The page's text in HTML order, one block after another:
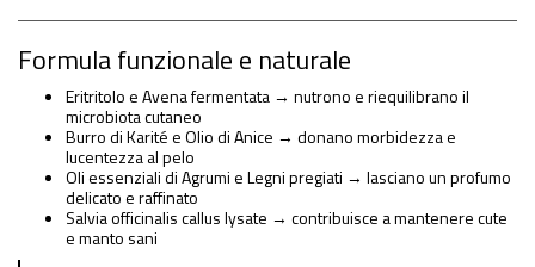
Formula funzionale e naturale
Eritritolo e Avena fermentata → nutrono e riequilibrano il
microbiota cutaneo
Burro di Karité e Olio di Anice → donano morbidezza e
lucentezza al pelo
Oli essenziali di Agrumi e Legni pregiati → lasciano un profumo
delicato e raffinato
Salvia officinalis callus lysate → contribuisce a mantenere cute
e manto sani